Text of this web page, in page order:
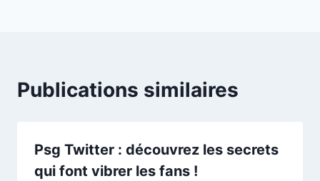
Publications similaires
Psg Twitter : découvrez les secrets
qui font vibrer les fans !